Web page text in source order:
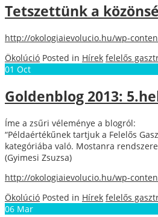
Tetszettünk a
http://okologiaievolucio.hu/wp-
Ökolúció Posted in Hírek felelős
01 Oct
Goldenblog 2013:
Íme a zsűri véleménye a blogról:
“Példaértékűnek tartjuk a Felelős
kategóriába való. Mostanra
(Gyimesi Zsuzsa)
http://okologiaievolucio.hu/wp-
Ökolúció Posted in Hírek felelős
06 Mar